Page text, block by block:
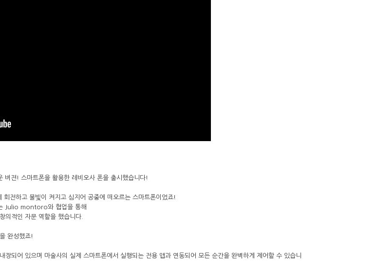
젼! 스마트폰을 활용한 레비오사 폰을 출시했습니다!
전하고 불빛이 켜지고 심지어 공중에 떠오르는 스마트폰이었죠!
Julio montoro와 협업을 통해
의적인 자문 역할을 했습니다.
완성했죠!
장되어 있으며 마술사의 실제 스마트폰에서 실행되는 전용 앱과 연동되어 모든 순간을 완벽하게 제어할 수 있습니